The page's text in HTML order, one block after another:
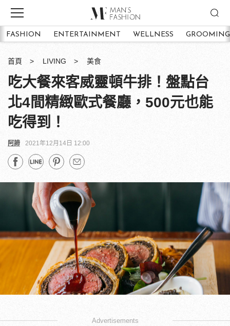
FASHION ENTERTAINMENT WELLNESS GROOMING
首頁 LIVING 美食
吃大餐來客威靈頓牛排！盤點台
北4間精緻歐式餐廳，500元也能
吃得到！
阿諦 2021年12月14日 12:00
Advertisements